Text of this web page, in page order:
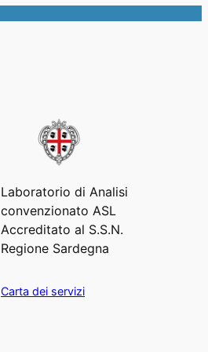
Laboratorio di Analisi
convenzionato ASL
Accreditato al S.S.N.
Regione Sardegna
Carta dei servizi